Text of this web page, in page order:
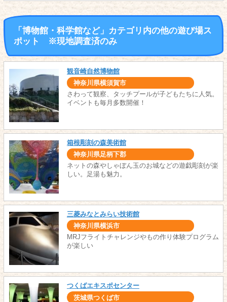
「博物館・科学館など」カテゴリ内の他の遊び場ス
ポット ※現地調査済のみ
観音崎自然博物館
神奈川県横須賀市
さわって観察、タッチプールが子どもたちに人気。
イベントも毎月多数開催！
箱根彫刻の森美術館
神奈川県足柄下郡
ネットの森やしゃぼん玉のお城などの遊戯彫刻が楽
しい。足湯も魅力。
三菱みなとみらい技術館
神奈川県横浜市
MRJフライトチャレンジやもの作り体験プログラム
が楽しい
つくばエキスポセンター
茨城県つくば市